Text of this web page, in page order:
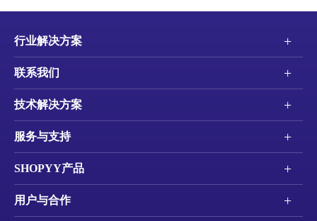
行业解决方案 +
联系我们 +
技术解决方案 +
服务与支持 +
SHOPYY产品 +
用户与合作 +